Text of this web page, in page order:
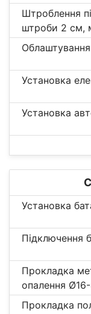
Штроблення
штроби 2 см,
Облаштування
Установка
Установка
Установка
Підключення
Прокладка
опалення
Прокладка